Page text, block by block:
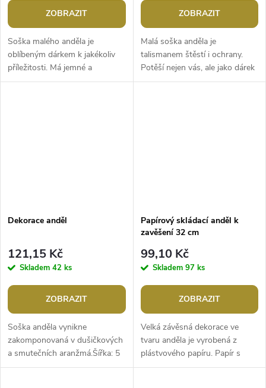
ZOBRAZIT
Soška malého anděla je
oblíbeným dárkem k jakékoliv
příležitosti. Má jemné a
propracované detaily.Šířka: 2,5 -
ZOBRAZIT
Malá soška anděla je
talismanem štěstí i ochrany.
Potěší nejen vás, ale jako dárek
i vaše blízké, které máte
Dekorace anděl
121,15 Kč
Skladem 42 ks
ZOBRAZIT
Soška anděla vynikne
zakomponovaná v dušičkových
a smutečních aranžmá.Šířka: 5
cmVýška: 14,5 cm
Papírový skládací anděl k
zavěšení 32 cm
99,10 Kč
Skladem 97 ks
ZOBRAZIT
Velká závěsná dekorace ve
tvaru anděla je vyrobená z
plástvového papíru. Papír s
mnoha vrstvami při roztažení